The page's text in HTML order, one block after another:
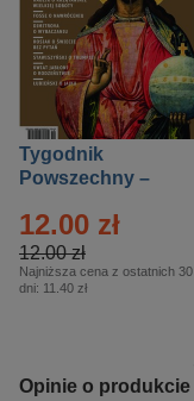
Tygodnik
Powszechny –
12.00 zł
12.00 zł
Najniższa cena z ostatnich 30
dni: 11.40 zł
Opinie o produkcie